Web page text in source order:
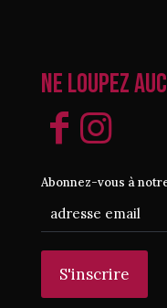
Ne loupez
Abonnez-vous à